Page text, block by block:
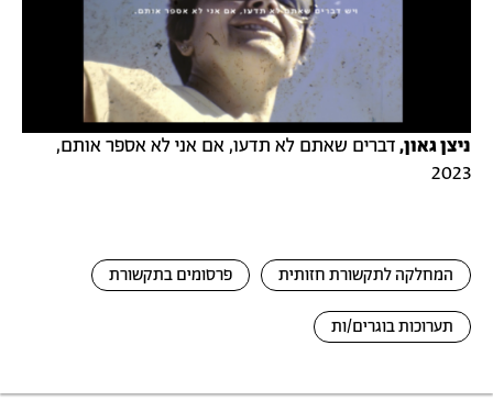
ניצן גאון,דברים שאתם לא תדעו, אם אני לא אספר אותם,
2023
המחלקה לתקשורת חזותית פרסומים בתקשורת
תערוכות בוגרים/ות